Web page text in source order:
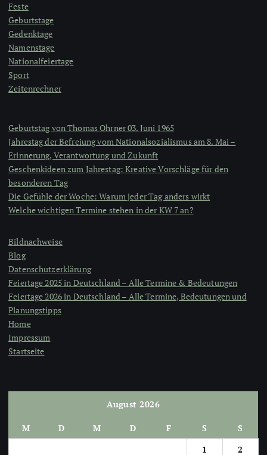
Feste
Geburtstage
Gedenktage
Namenstage
Nationalfeiertage
Sport
Zeitenrechner
Geburtstag von Thomas Ohrner 03. Juni 1965
Jahrestag der Befreiung vom Nationalsozialismus am 8. Mai –
Erinnerung, Verantwortung und Zukunft
Geschenkideen zum Jahrestag: Kreative Vorschläge für den
besonderen Tag
Die Gefühle der Woche: Warum jeder Tag anders wirkt
Welche wichtigen Termine stehen in der KW 7 an?
Bildnachweise
Blog
Datenschutzerklärung
Feiertage 2025 in Deutschland – Alle Termine & Bedeutungen
Feiertage 2026 in Deutschland – Alle Termine, Bedeutungen und
Planungstipps
Home
Impressum
Startseite
August 2026
M D M D F S
S
1
2